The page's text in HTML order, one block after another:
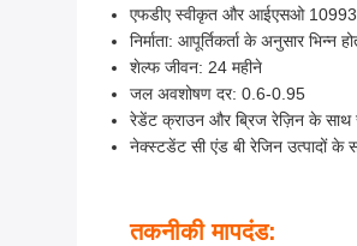
एफडीए स्वीकृत और आईएसओ 10993
निर्माता: आपूर्तिकर्ता के अनुसार भिन्न
शेल्फ जीवन: 24 महीने
जल अवशोषण दर: 0.6-0.95
रेडेंट क्राउन और ब्रिज रेज़िन के साथ
नेक्स्टडेंट सी एंड बी रेजिन उत्पादों के
तकनीकी मापदंड: